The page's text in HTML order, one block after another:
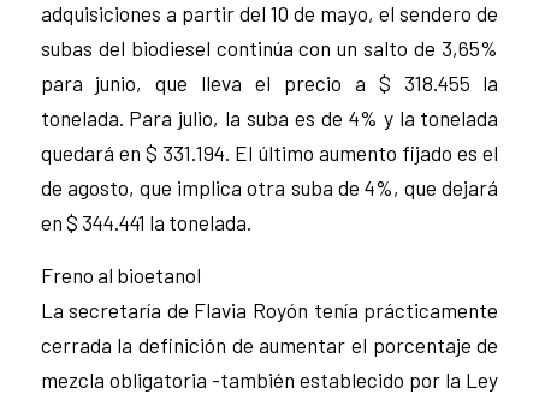
adquisiciones a partir del 10 de mayo, el sendero de
subas del biodiesel continúa con un salto de 3,65%
para junio, que lleva el precio a $ 318.455 la
tonelada. Para julio, la suba es de 4% y la tonelada
quedará en $ 331.194. El último aumento fijado es el
de agosto, que implica otra suba de 4%, que dejará
en $ 344.441 la tonelada.
Freno al bioetanol
La secretaría de Flavia Royón tenía prácticamente
cerrada la definición de aumentar el porcentaje de
mezcla obligatoria -también establecido por la Ley